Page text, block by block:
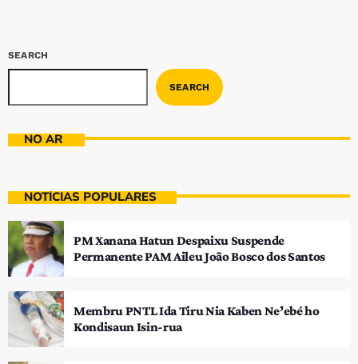
SEARCH
SEARCH
NO AR
NOTÍCIAS POPULARES
PM Xanana Hatun Despaixu Suspende
Permanente PAM Aileu João Bosco dos Santos
Membru PNTL Ida Tiru Nia Kaben Ne’ebé ho
Kondisaun Isin-rua